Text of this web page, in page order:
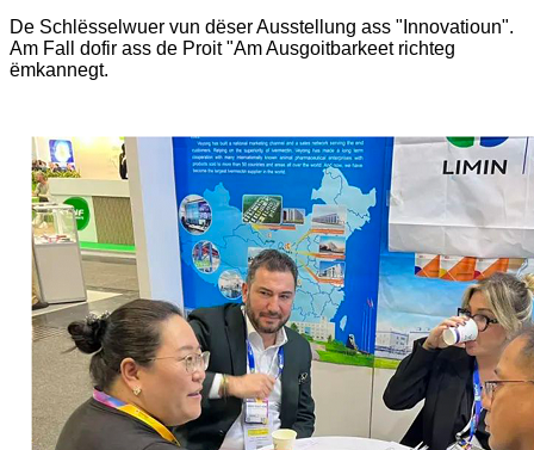
De Schlësselwuer vun dëser Ausstellung ass "Innovatioun".
Am Fall dofir ass de Proit "Am Ausgoitbarkeet richteg
ëmkannegt.